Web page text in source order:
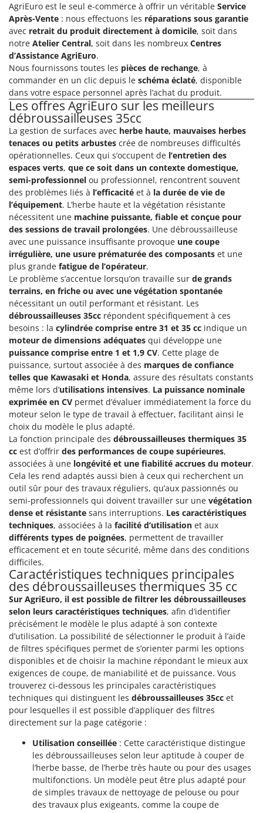
AgriEuro est le seul e-commerce à offrir un véritable Service
Après-Vente : nous effectuons les réparations sous garantie
avec retrait du produit directement à domicile, soit dans
notre Atelier Central, soit dans les nombreux Centres
d’Assistance AgriEuro.
Nous fournissons toutes les pièces de rechange, à
commander en un clic depuis le schéma éclaté, disponible
dans votre espace personnel après l’achat du produit.
Les offres AgriEuro sur les meilleurs
débroussailleuses 35cc
La gestion de surfaces avec herbe haute, mauvaises herbes
tenaces ou petits arbustes crée de nombreuses difficultés
opérationnelles. Ceux qui s’occupent de l’entretien des
espaces verts, que ce soit dans un contexte domestique,
semi-professionnel ou professionnel, rencontrent souvent
des problèmes liés à l’efficacité et à la durée de vie de
l’équipement. L’herbe haute et la végétation résistante
nécessitent une machine puissante, fiable et conçue pour
des sessions de travail prolongées. Une débroussailleuse
avec une puissance insuffisante provoque une coupe
irrégulière, une usure prématurée des composants et une
plus grande fatigue de l’opérateur.
Le problème s’accentue lorsqu’on travaille sur de grands
terrains, en friche ou avec une végétation spontanée
nécessitant un outil performant et résistant. Les
débroussailleuses 35cc répondent spécifiquement à ces
besoins : la cylindrée comprise entre 31 et 35 cc indique un
moteur de dimensions adéquates qui développe une
puissance comprise entre 1 et 1,9 CV. Cette plage de
puissance, surtout associée à des marques de confiance
telles que Kawasaki et Honda, assure des résultats constants
même lors d’utilisations intensives. La puissance nominale
exprimée en CV permet d’évaluer immédiatement la force du
moteur selon le type de travail à effectuer, facilitant ainsi le
choix du modèle le plus adapté.
La fonction principale des débroussailleuses thermiques 35
cc est d’offrir des performances de coupe supérieures,
associées à une longévité et une fiabilité accrues du moteur.
Cela les rend adaptés aussi bien à ceux qui recherchent un
outil sûr pour des travaux réguliers, qu’aux passionnés ou
semi-professionnels qui doivent travailler sur une végétation
dense et résistante sans interruptions. Les caractéristiques
techniques, associées à la facilité d’utilisation et aux
différents types de poignées, permettent de travailler
efficacement et en toute sécurité, même dans des conditions
difficiles.
Caractéristiques techniques principales
des débroussailleuses thermiques 35 cc
Sur AgriEuro, il est possible de filtrer les débroussailleuses
selon leurs caractéristiques techniques, afin d’identifier
précisément le modèle le plus adapté à son contexte
d’utilisation. La possibilité de sélectionner le produit à l’aide
de filtres spécifiques permet de s’orienter parmi les options
disponibles et de choisir la machine répondant le mieux aux
exigences de coupe, de maniabilité et de puissance. Vous
trouverez ci-dessous les principales caractéristiques
techniques qui distinguent les débroussailleuses 35cc et
pour lesquelles il est possible d’appliquer des filtres
directement sur la page catégorie :
Utilisation conseillée : Cette caractéristique distingue
les débroussailleuses selon leur aptitude à couper de
l’herbe basse, de l’herbe très haute ou pour des usages
multifonctions. Un modèle peut être plus adapté pour
de simples travaux de nettoyage de pelouse ou pour
des travaux plus exigeants, comme la coupe de